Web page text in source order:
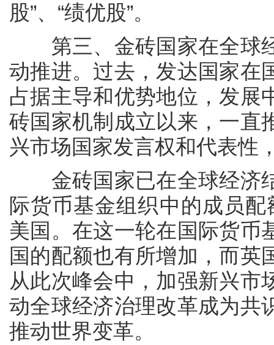
股”、“绩优股”。
第三、金砖国家在全球
动推进。过去，发达国家在
占据主导和优势地位，发展
砖国家机制成立以来，一直
兴市场国家发言权和代表性
金砖国家已在全球经济
际货币基金组织中的成员
美国。在这一轮在国际货币
国的配额也有所增加，而英
从此次峰会中，加强新兴市
动全球经济治理改革成为共
推动世界变革。